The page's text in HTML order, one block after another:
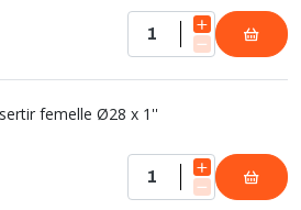
femelle Ø28 x 1''